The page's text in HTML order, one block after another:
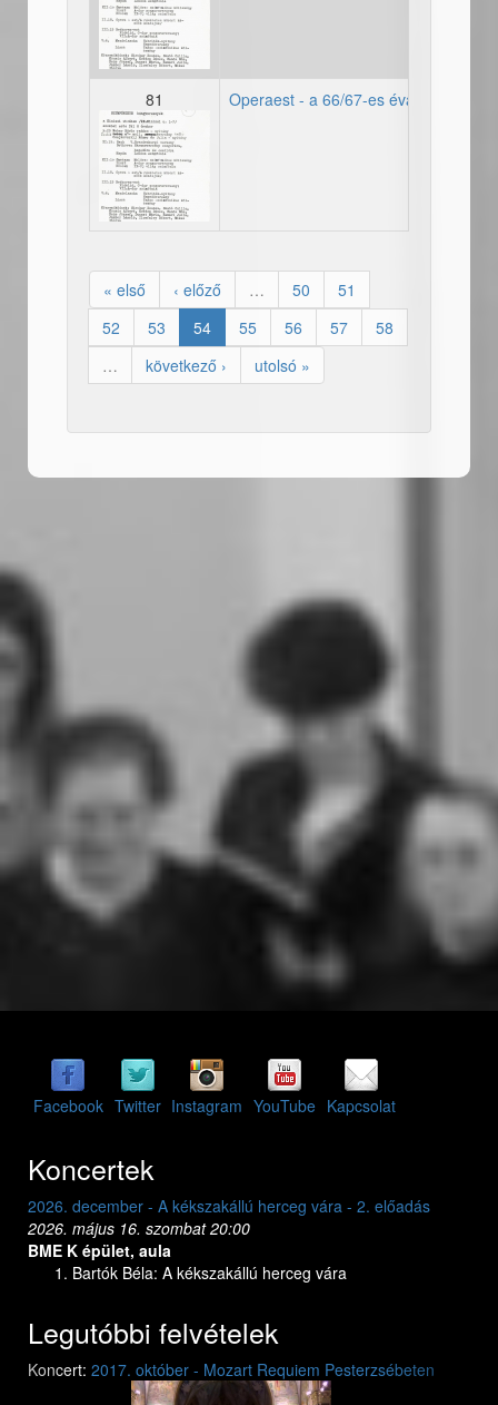
81
19660067_evad002.jpg
Operaest - a 66/67-es évad negyedik
« első ‹ előző … 50
51
52
53 54 55 56 57
58
…
következő › utolsó »
Facebook Twitter Instagram YouTube Kapcsolat
Koncertek
2026. december - A kékszakállú herceg vára - 2. előadás
2026. május 16. szombat 20:00
BME K épület, aula
Bartók Béla: A kékszakállú herceg vára
Legutóbbi felvételek
Koncert: 2017. október - Mozart Requiem Pesterzsébeten
Previous Next